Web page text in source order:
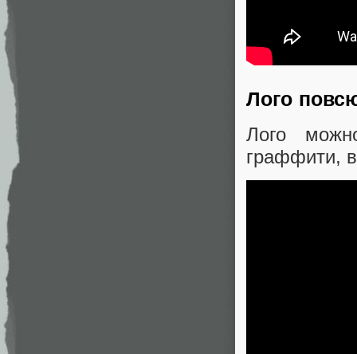
Лого
Лого
граффити,